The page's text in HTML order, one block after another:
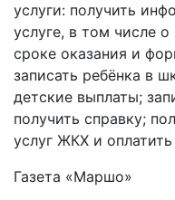
услуги: получить
услуге, в том числе
сроке оказания и
записать ребёнка в
детские выплаты;
получить справку;
услуг ЖКХ и
Газета «Маршо»